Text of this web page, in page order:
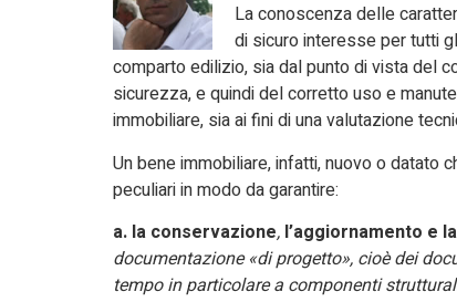
La conoscenza delle
di sicuro interesse per tutti
comparto edilizio, sia dal punto di vista del
sicurezza, e quindi del corretto uso e
immobiliare, sia ai fini di una valutazione
Un bene immobiliare, infatti, nuovo o
peculiari in modo da garantire:
a. la conservazione, l’aggiornamento e la
documentazione «di progetto», cioè dei
tempo in particolare a componenti